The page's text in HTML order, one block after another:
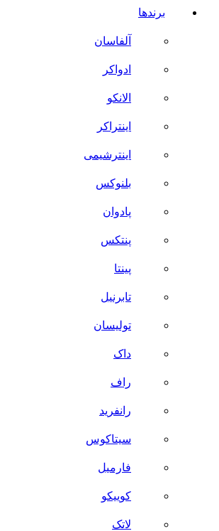
برندها
آلفاسان
ادواکر
الانکو
اینتراکر
اینترشیمی
بلنوکس
پادوان
پنتکس
پینتا
تابرنیل
تولیسان
داک
راف
رانفرید
سیتاکوس
فارمیل
کوییکو
لاتک